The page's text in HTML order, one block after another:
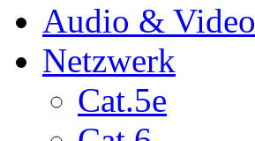
Audio & Video
Netzwerk
Cat.5e